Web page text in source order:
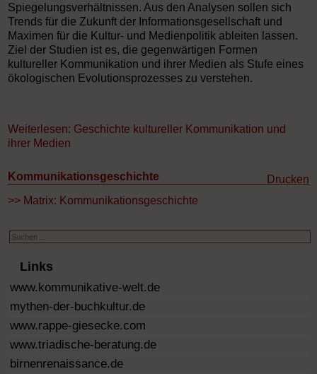
Suchen
Links
www.kommunikative-welt.de
mythen-der-buchkultur.de
www.rappe-giesecke.com
www.triadische-beratung.de
birnenrenaissance.de
Spiegelungsverhältnissen. Aus den Analysen sollen sich
Trends für die Zukunft der Informationsgesellschaft und
Maximen für die Kultur- und Medienpolitik ableiten lassen.
Ziel der Studien ist es, die gegenwärtigen Formen
kultureller Kommunikation und ihrer Medien als Stufe eines
ökologischen Evolutionsprozesses zu verstehen.
Weiterlesen: Geschichte kultureller Kommunikation und
ihrer Medien
Kommunikationsgeschichte
Drucken
>> Matrix: Kommunikationsgeschichte